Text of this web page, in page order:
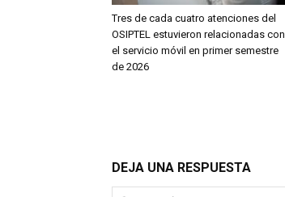
Tres de cada cuatro atenciones del
OSIPTEL estuvieron relacionadas con
el servicio móvil en primer semestre
de 2026
DEJA UNA RESPUESTA